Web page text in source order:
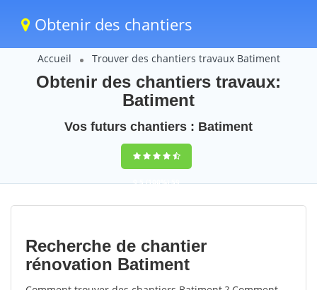
Obtenir des chantiers
Accueil Trouver des chantiers travaux Batiment
Obtenir des chantiers travaux:
Batiment
Vos futurs chantiers : Batiment
9,5(100%)59
votes
Recherche de chantier
rénovation Batiment